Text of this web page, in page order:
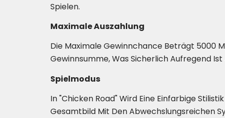
Spielen.
Maximale Auszahlung
Die Maximale Gewinnchance Beträgt 5000
Gewinnsumme, Was Sicherlich Aufregend
Spielmodus
In "Chicken Road" Wird Eine Einfarbige
Gesamtbild Mit Den Abwechslungsreichen